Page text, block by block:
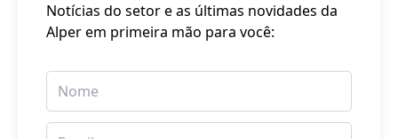
Notícias do setor e as últimas novidades da
Alper em primeira mão para você: